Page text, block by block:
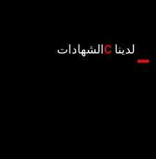
لدينا C الشهادات